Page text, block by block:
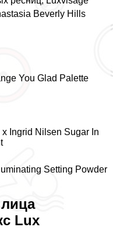
Beverly Hills
You Glad Palette
x Ingrid Nilsen Sugar In
Setting Powder
Lux